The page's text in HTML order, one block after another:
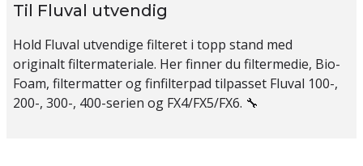
Til Fluval utvendig
Hold Fluval utvendige filteret i topp stand med
originalt filtermateriale. Her finner du filtermedie, Bio-
Foam, filtermatter og finfilterpad tilpasset Fluval 100-,
200-, 300-, 400-serien og FX4/FX5/FX6. 🔧